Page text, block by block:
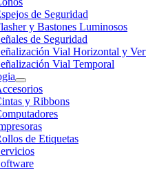
de Seguridad
y Bastones Luminosos
de Seguridad
Vial Horizontal y
Vial Temporal
y Ribbons
de Etiquetas